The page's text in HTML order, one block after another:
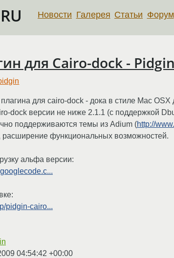
Новости Галерея Статьи Форум
для Cairo-dock -
для cairo-dock - дока в стиле Mac
dock версии не ниже 2.1.1 (с поддержкой
поддерживаются темы из Adium (http://
расширение функциональных возможностей.
альфа версии:
pidgin-cairo...
04:54:42 +00:00